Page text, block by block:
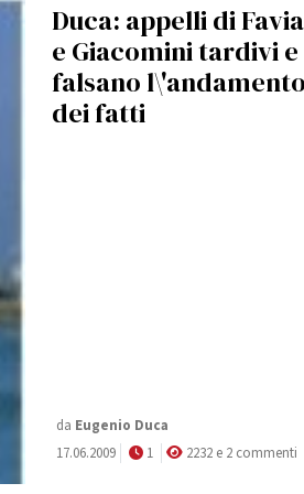
Duca: appelli di Favia
e Giacomini tardivi e
falsano l\'andamento
dei fatti
da Eugenio Duca
17.06.2009
1 2232 e 2 commenti